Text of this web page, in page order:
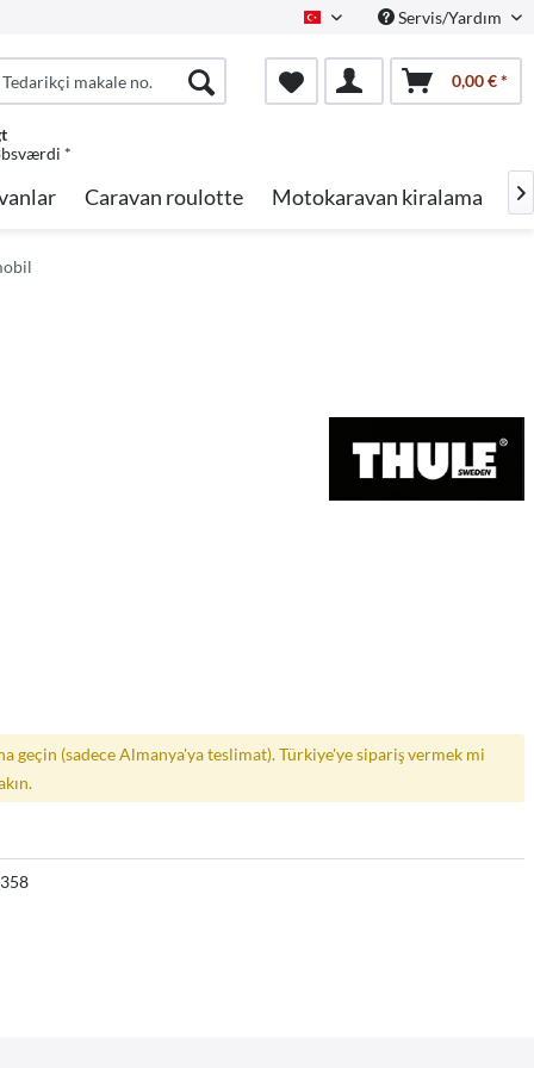
Turkish Servis/Yardım
0,00 € *
*
Caravan roulotte Motokaravan kiralama 
geçin (sadece Almanya'ya teslimat). Türkiye'ye sipariş vermek mi